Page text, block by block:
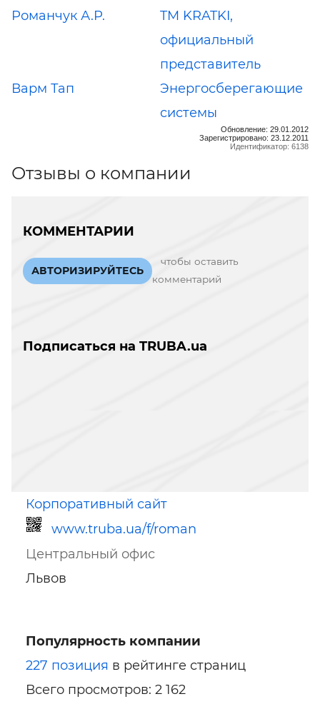
Романчук А.Р.
TM KRATKI,
официальный
представитель
Варм Тап
Энергосберегающие
системы
Обновление: 29.01.2012
Зарегистрировано: 23.12.2011
Идентификатор: 6138
Отзывы о компании
КОММЕНТАРИИ
АВТОРИЗИРУЙТЕСЬ
чтобы оставить
комментарий
Подписаться на TRUBA.ua
Корпоративный сайт
www.truba.ua/f/roman
Ссылка для мобильных устройств
Центральный офис
Львов
Популярность компании
227 позиция в рейтинге страниц
Всего просмотров: 2 162